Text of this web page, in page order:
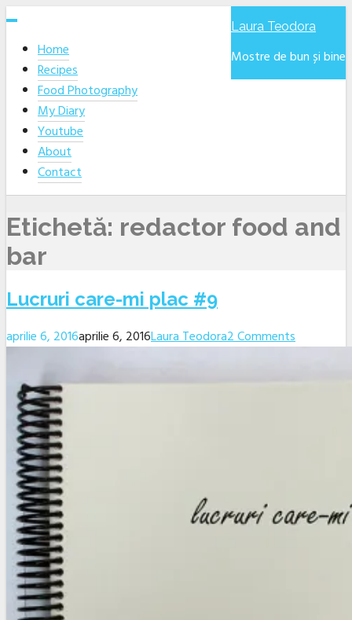
Skip
content
Laura Teodora
Mostre de bun și bine
Home
Recipes
Food Photography
My Diary
Youtube
About
Contact
Etichetă: redactor food and
bar
Lucruri care-mi plac #9
aprilie 6, 2016aprilie 6, 2016Laura Teodora2 Comments